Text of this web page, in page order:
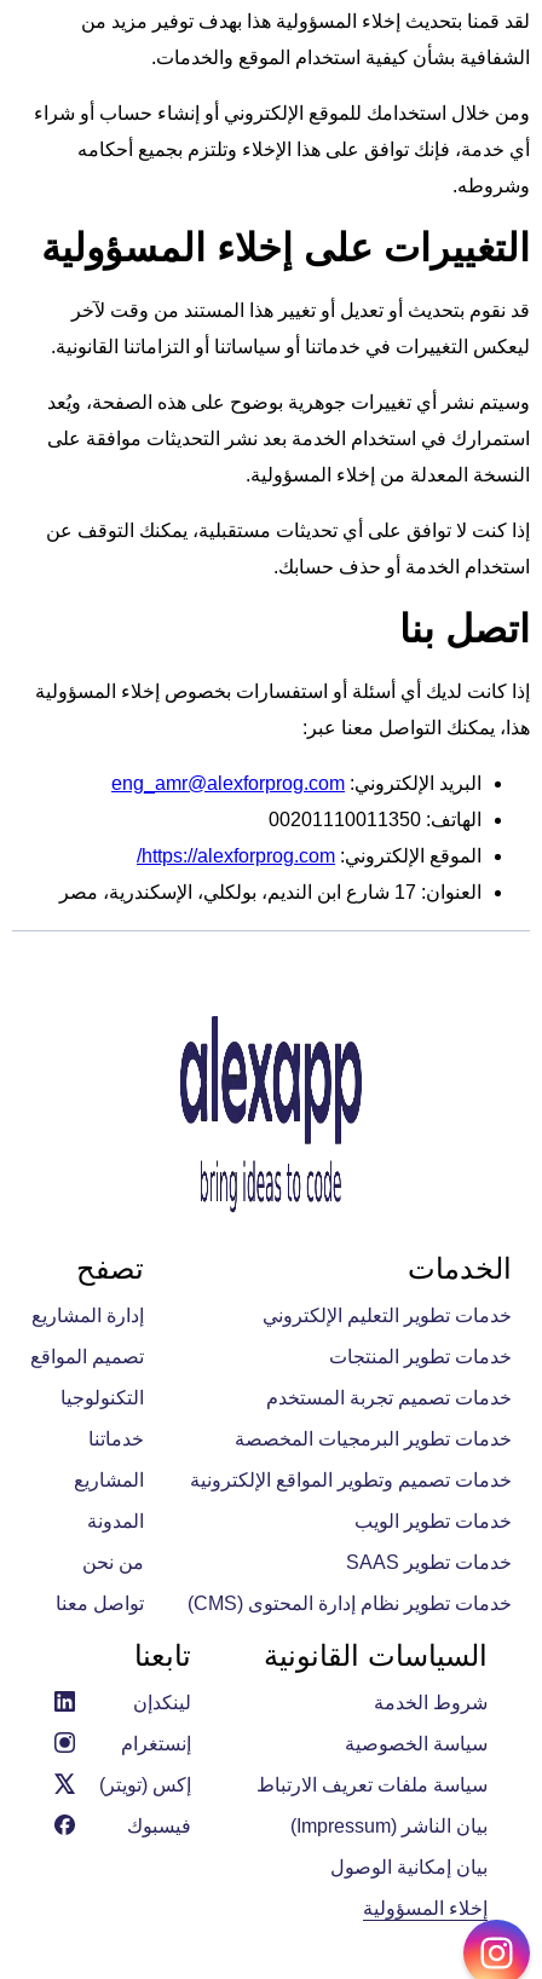
لقد قمنا بتحديث إخلاء المسؤولية هذا بهدف توفير مزيد من
الشفافية بشأن كيفية استخدام الموقع والخدمات.
ومن خلال استخدامك للموقع الإلكتروني أو إنشاء حساب أو شراء
أي خدمة، فإنك توافق على هذا الإخلاء وتلتزم بجميع أحكامه
وشروطه.
التغييرات على إخلاء المسؤولية
قد نقوم بتحديث أو تعديل أو تغيير هذا المستند من وقت لآخر
ليعكس التغييرات في خدماتنا أو سياساتنا أو التزاماتنا القانونية.
وسيتم نشر أي تغييرات جوهرية بوضوح على هذه الصفحة، ويُعد
استمرارك في استخدام الخدمة بعد نشر التحديثات موافقة على
النسخة المعدلة من إخلاء المسؤولية.
إذا كنت لا توافق على أي تحديثات مستقبلية، يمكنك التوقف عن
استخدام الخدمة أو حذف حسابك.
اتصل بنا
إذا كانت لديك أي أسئلة أو استفسارات بخصوص إخلاء المسؤولية
هذا، يمكنك التواصل معنا عبر:
البريد الإلكتروني: eng_amr@alexforprog.com
الهاتف: 00201110011350
الموقع الإلكتروني: https://alexforprog.com/
العنوان: 17 شارع ابن النديم، بولكلي، الإسكندرية، مصر
الخدمات
خدمات تطوير التعليم الإلكتروني
خدمات تطوير المنتجات
خدمات تصميم تجربة المستخدم
خدمات تطوير البرمجيات المخصصة
خدمات تصميم وتطوير المواقع الإلكترونية
خدمات تطوير الويب
خدمات تطوير SAAS
خدمات تطوير نظام إدارة المحتوى (CMS)
تصفح
إدارة المشاريع
تصميم المواقع
التكنولوجيا
خدماتنا
المشاريع
المدونة
من نحن
تواصل معنا
السياسات القانونية
شروط الخدمة
سياسة الخصوصية
سياسة ملفات تعريف الارتباط
بيان الناشر (Impressum)
بيان إمكانية الوصول
إخلاء المسؤولية
تابعنا
لينكدإن
إنستغرام
إكس (تويتر)
فيسبوك